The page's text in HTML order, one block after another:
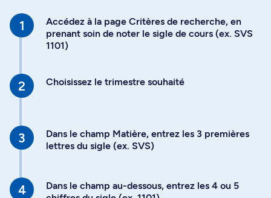
Accédez à la page Critères de recherche, en
prenant soin de noter le sigle de cours (ex. SVS
1101)
Choisissez le trimestre souhaité
Dans le champ Matière, entrez les 3 premières
lettres du sigle (ex. SVS)
Dans le champ au-dessous, entrez les 4 ou 5